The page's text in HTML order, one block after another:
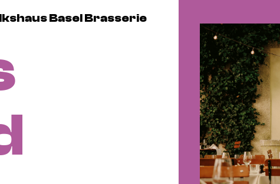
Bäckereien & Konditoreien
Schmuck & Uhren
Blumen & Pflanzen
Klybeck
St. Johann
Wettstein
Basel Brasserie